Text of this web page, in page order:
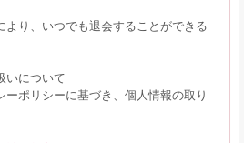
より、いつでも退会することができる
について
ポリシーに基づき、個人情報の取り